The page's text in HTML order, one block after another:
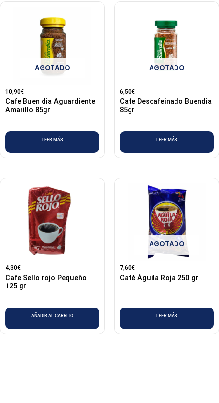
AGOTADO
10,90€
Cafe Buen dia Aguardiente
Amarillo 85gr
LEER MÁS
AGOTADO
6,50€
Cafe Descafeinado Buendia
85gr
LEER MÁS
4,30€
Cafe Sello rojo Pequeño
125 gr
AÑADIR AL CARRITO
AGOTADO
7,60€
Café Águila Roja 250 gr
LEER MÁS